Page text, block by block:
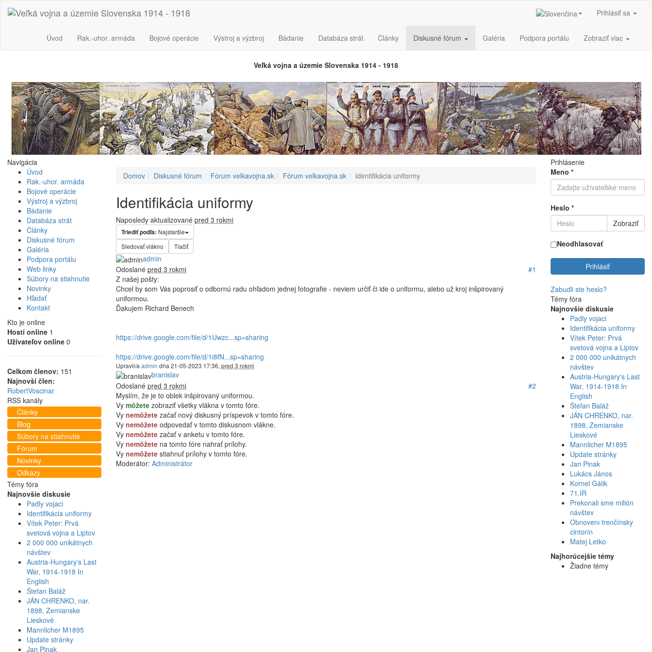
Prihlásiť sa
Úvod Rak.-uhor. armáda Bojové operácie Výstroj a výzbroj Bádanie Databáza strát Články Diskusné fórum Galéria Podpora portálu Zobraziť viac
Veľká vojna a územie Slovenska 1914 - 1918
Navigácia
Úvod
Rak.-uhor. armáda
Bojové operácie
Výstroj a výzbroj
Bádanie
Databáza strát
Články
Diskusné fórum
Galéria
Podpora portálu
Web linky
Súbory na stiahnutie
Novinky
Hľadať
Kontakt
Kto je online
Hostí online 1
Užívateľov online 0
Celkom členov: 151
Najnovší člen:
RobertVoscinar
RSS kanály
Články
Blog
Súbory na stiahnutie
Fórum
Novinky
Odkazy
Témy fóra
Najnovšie diskusie
Padly vojaci
Identifikácia uniformy
Vítek Peter: Prvá
svetová vojna a Liptov
2 000 000 unikátnych
návštev
Austria-Hungary's Last
War, 1914-1918 In
English
Štefan Baláž
JÁN CHRENKO, nar.
1898, Zemianske
Lieskové
Mannlicher M1895
Update stránky
Jan Pinak
Domov Diskusné fórum Fórum velkavojna.sk Fórum velkavojna.sk Identifikácia uniformy
Identifikácia uniformy
Naposledy aktualizované pred 3 rokmi
Triediť podľa: Najstaršie
Sledovať vlákno
Tlačiť
admin
Odoslané pred 3 rokmi
#1
Z našej pošty:
Chcel by som Vás poprosiť o odbornú radu ohľadom jednej fotografie - neviem určiť či ide o uniformu, alebo už kroj inšpirovaný
uniformou.
Ďakujem Richard Benech
https://drive.google.com/file/d/1Uwzc...sp=sharing
https://drive.google.com/file/d/1i8fN...sp=sharing
Upravil/a admin dňa 21-05-2023 17:36, pred 3 rokmi
branislav
Odoslané pred 3 rokmi
#2
Myslím, že je to oblek inšpirovaný uniformou.
Vy môžete zobraziť všetky vlákna v tomto fóre.
Vy nemôžete začať nový diskusný príspevok v tomto fóre.
Vy nemôžete odpovedať v tomto diskusnom vlákne.
Vy nemôžete začať v anketu v tomto fóre.
Vy nemôžete na tomto fóre nahrať prílohy.
Vy nemôžete stiahnuť prílohy v tomto fóre.
Moderátor: Administrátor
Prihlásenie
Meno *
Heslo *
Zobraziť
Neodhlasovať
Prihlásiť
Zabudli ste heslo?
Témy fóra
Najnovšie diskusie
Padly vojaci
Identifikácia uniformy
Vítek Peter: Prvá
svetová vojna a Liptov
2 000 000 unikátnych
návštev
Austria-Hungary's Last
War, 1914-1918 In
English
Štefan Baláž
JÁN CHRENKO, nar.
1898, Zemianske
Lieskové
Mannlicher M1895
Update stránky
Jan Pinak
Lukács János
Kornel Gálik
71.IR
Prekonali sme milión
návštev
Obnovenı trenčínsky
cintorín
Matej Letko
Najhorúcejšie témy
Žiadne témy